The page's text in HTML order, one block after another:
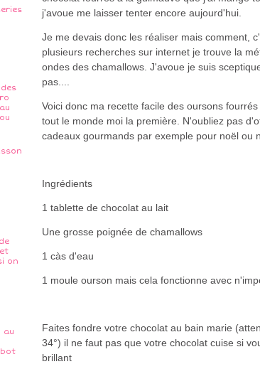
on
au
j'avoue me laisser tenter encore aujourd'hui.
Je me devais donc les réaliser mais comment,
plusieurs recherches sur internet je trouve la
ondes des chamallows. J'avoue je suis
pas....
Voici donc ma recette facile des oursons
tout le monde moi la première. N'oubliez pas
cadeaux gourmands par exemple pour noël ou
Ingrédients
1 tablette de chocolat au lait
Une grosse poignée de chamallows
1 càs d'eau
1 moule ourson mais cela fonctionne avec
Faites fondre votre chocolat au bain marie
34°) il ne faut pas que votre chocolat cuise si
brillant